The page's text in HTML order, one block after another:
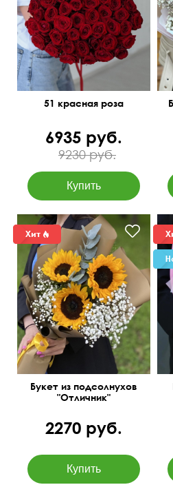
51 красная роза
6935 руб.
9230 руб.
Букет из подсолнухов
"Отличник"
2270 руб.